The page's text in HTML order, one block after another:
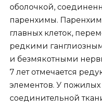
оболочкой,
паренхимы.
главных клеток,
редкими
и безмякотными
7 лет отмечается
элементов. У пожилых
соединительной